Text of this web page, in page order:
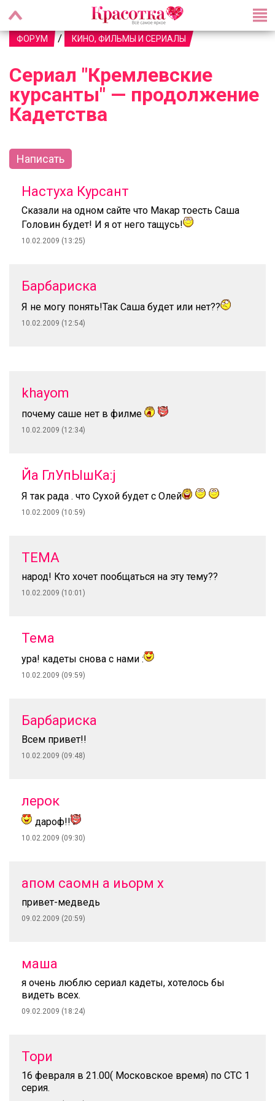
ФОРУМ / КИНО, ФИЛЬМЫ И СЕРИАЛЫ
Сериал "Кремлевские
курсанты" — продолжение
Кадетства
Написать
Настуха Курсант
Сказали на одном сайте что Макар тоесть Саша
Головин будет! И я от него тащусь!
10.02.2009 (13:25)
Барбариска
Я не могу понять!Так Саша будет или нет??
10.02.2009 (12:54)
khayom
почему саше нет в филме
10.02.2009 (12:34)
Йа ГлУпЫшКа:j
Я так рада . что Сухой будет с Олей
10.02.2009 (10:59)
ТЕМА
народ! Кто хочет пообщаться на эту тему??
10.02.2009 (10:01)
Тема
ура! кадеты снова с нами :
10.02.2009 (09:59)
Барбариска
Всем привет!!
10.02.2009 (09:48)
лерок
дароф!!
10.02.2009 (09:30)
апом саомн а иьорм х
привет-медведь
09.02.2009 (20:59)
маша
я очень люблю сериал кадеты, хотелось бы
видеть всех.
09.02.2009 (18:24)
Тори
16 февраля в 21.00( Московское время) по СТС 1
серия.